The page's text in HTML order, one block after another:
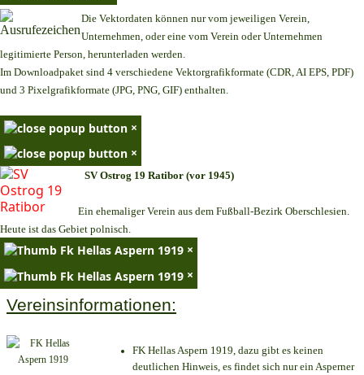
Die Vektordaten können nur vom jeweiligen Verein,
Unternehmen, oder eine vom Verein oder Unternehmen
legitimierte Person, herunterladen werden.
Im Downloadpaket sind 4 verschiedene Vektorgrafikformate (CDR, AI EPS, PDF)
und 3 Pixelgrafikformate (JPG, PNG, GIF) enthalten.
×
×
SV Ostrog 19 Ratibor (vor 1945)
Ein ehemaliger Verein aus dem Fußball-Bezirk Oberschlesien.
Heute ist das Gebiet polnisch.
×
×
Vereinsinformationen:
FK Hellas Aspern 1919, dazu gibt es keinen
deutlichen Hinweis, es findet sich nur ein Asperner